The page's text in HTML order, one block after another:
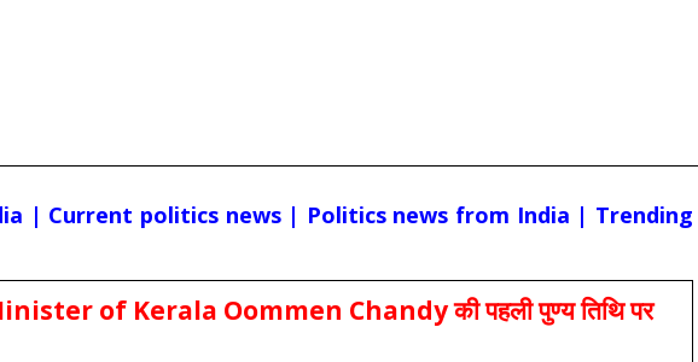
| Current politics news | Politics news from India | Trending
of Kerala Oommen Chandy की पहली पुण्य तिथि पर